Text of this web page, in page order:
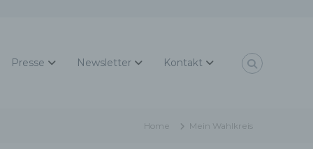
Presse Newsletter Kontakt
Home Mein Wahlkreis